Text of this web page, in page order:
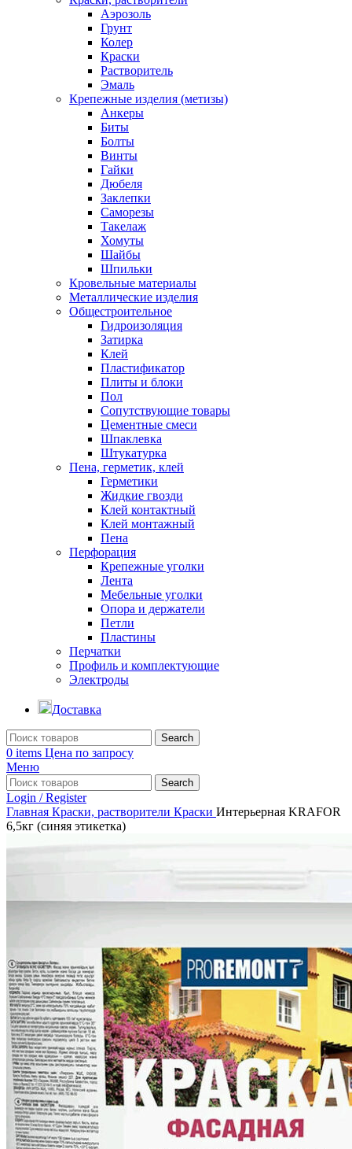
Аэрозоль
Грунт
Колер
Краски
Растворитель
Эмаль
Крепежные изделия (метизы)
Анкеры
Биты
Болты
Винты
Гайки
Дюбеля
Заклепки
Саморезы
Такелаж
Хомуты
Шайбы
Шпильки
Кровельные материалы
Металлические изделия
Общестроительное
Гидроизоляция
Затирка
Клей
Пластификатор
Плиты и блоки
Пол
Сопутствующие товары
Цементные смеси
Шпаклевка
Штукатурка
Пена, герметик, клей
Герметики
Жидкие гвозди
Клей контактный
Клей монтажный
Пена
Перфорация
Крепежные уголки
Лента
Мебельные уголки
Опора и держатели
Петли
Пластины
Перчатки
Профиль и комплектующие
Электроды
Доставка
Search
0 items Цена по запросу
Меню
Search
Login / Register
Главная Краски, растворители Краски Интерьерная KRAFOR
6,5кг (синяя этикетка)